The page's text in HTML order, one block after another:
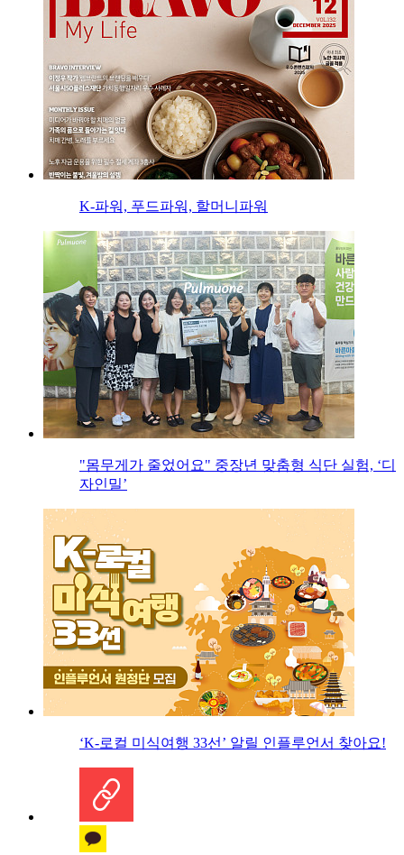
K-파워, 푸드파워, 할머니파워
"몸무게가 줄었어요" 중장년 맞춤형 식단 실험, ‘디
자인밀’
‘K-로컬 미식여행 33선’ 알릴 인플루언서 찾아요!